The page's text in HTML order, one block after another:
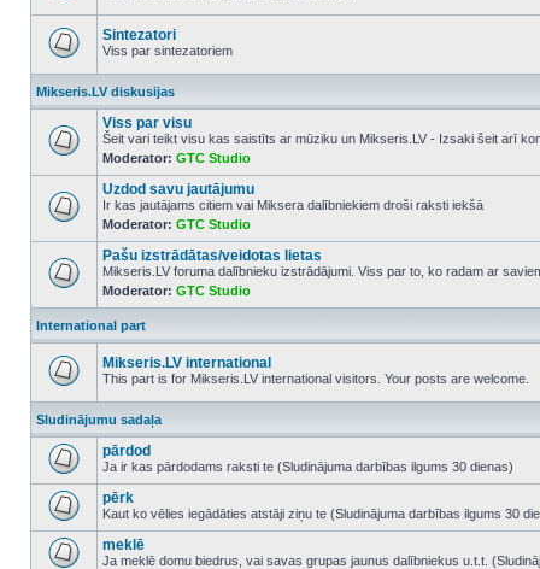
unread
posts
unread
posts
Sintezatori
Viss par sintezatoriem
Mikseris.LV diskusijas
No
unread
posts
Viss par visu
Šeit vari teikt visu kas saistīts ar mūziku un Mikseris.LV - Izsaki šeit arī
Moderator: GTC Studio
No
unread
posts
Uzdod savu jautājumu
Ir kas jautājams citiem vai Miksera dalībniekiem droši raksti iekšā
Moderator: GTC Studio
No
unread
posts
Pašu izstrādātas/veidotas lietas
Mikseris.LV foruma dalībnieku izstrādājumi. Viss par to, ko radam ar
Moderator: GTC Studio
International part
unread
posts
Mikseris.LV international
This part is for Mikseris.LV international visitors. Your posts are welcome.
Sludinājumu sadaļa
unread
posts
pārdod
Ja ir kas pārdodams raksti te (Sludinājuma darbības ilgums 30 dienas)
unread
posts
pērk
Kaut ko vēlies iegādāties atstāji ziņu te (Sludinājuma darbības ilgums 30
meklē
Ja meklē domu biedrus, vai savas grupas jaunus dalībniekus u.t.t.